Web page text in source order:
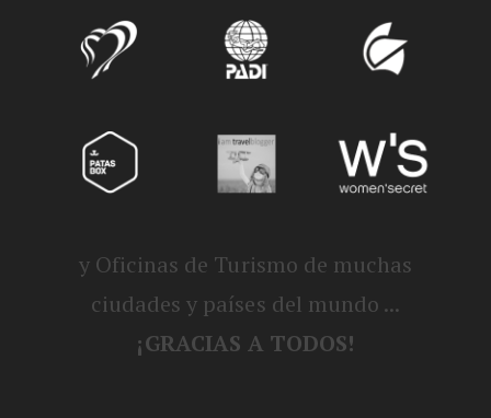
y Oficinas de Turismo de muchas
ciudades y países del mundo ...
¡GRACIAS A TODOS!